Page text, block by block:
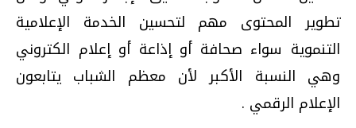
تطوير المحتوى مهم لتحسين الخدمة الإعلامية
التنموية سواء صحافة أو إذاعة أو إعلام الكتروني
وهي النسبة الأكبر لأن معظم الشباب يتابعون
الإعلام الرقمي .